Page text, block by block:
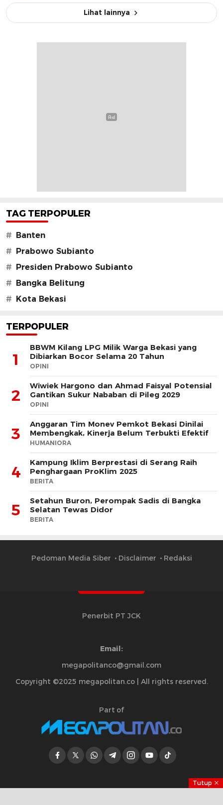
Lihat lainnya
TAG TERPOPULER
# Banten
# Prabowo Subianto
# Presiden Prabowo Subianto
# Bangka Belitung
# Kota Bekasi
TERPOPULER
1
BBWM Kilang LPG Milik Warga Bekasi yang
Dibiarkan Bocor Selama 20 Tahun
OPINI
2
Wiwiek Hargono dan Ahmad Faisyal Potensial
Gantikan Sukur Nababan di Pileg 2029
OPINI
3
Anggaran Tim Monev Pemkot Bekasi Dinilai
Membengkak, Kinerja Belum Terbukti Efektif
HUMANIORA
4
Kampung Iklim Berprestasi di Serang Raih
Penghargaan ProKlim 2025
BERITA
5
Setahun Buron, Perompak Sadis di Bangka
Selatan Tewas Didor
BERITA
Pedoman Media Siber Disclaimer Redaksi
Penerbit PT JCK
Email:
megapolitanco@gmail.com
Copyright ©2025 megapolitan.co | All rights reserved.
Part of
Tutup